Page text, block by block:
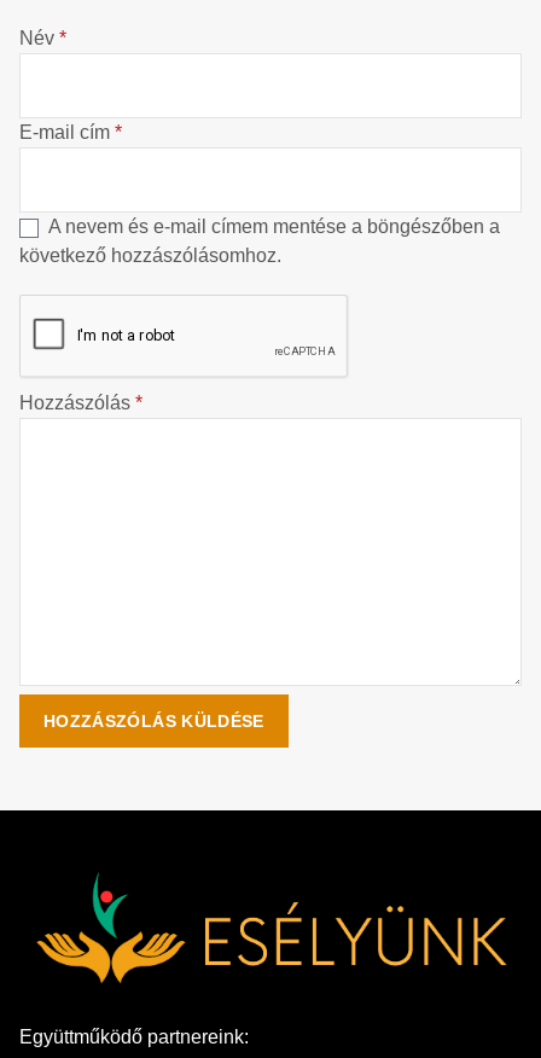
Név *
E-mail cím *
A nevem és e-mail címem mentése a böngészőben a
következő hozzászólásomhoz.
Hozzászólás *
Együttműködő partnereink: